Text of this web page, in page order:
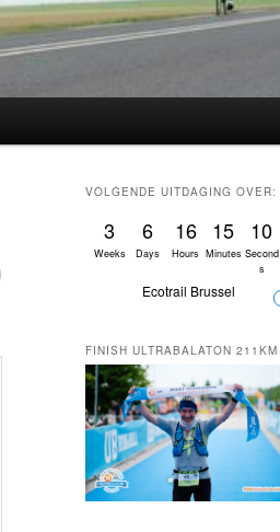
VOLGENDE UITDAGING OVER:
3
Weeks
6
Days
16
Hours
15
Minutes
8
Second
s
Ecotrail Brussel
FINISH ULTRABALATON 211KM